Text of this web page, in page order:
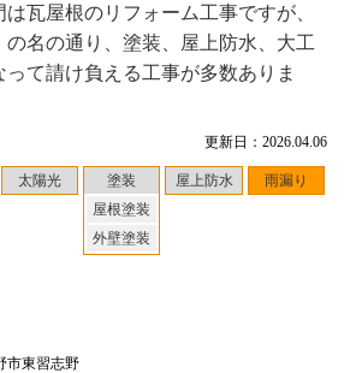
更新日：2026.04.06
太陽光
塗装
屋根塗装
外壁塗装
屋上防水 雨漏り
市東習志野
瓦屋根のリフォーム工事ですが、
の名の通り、塗装、屋上防水、大工
て請け負える工事が多数ありま